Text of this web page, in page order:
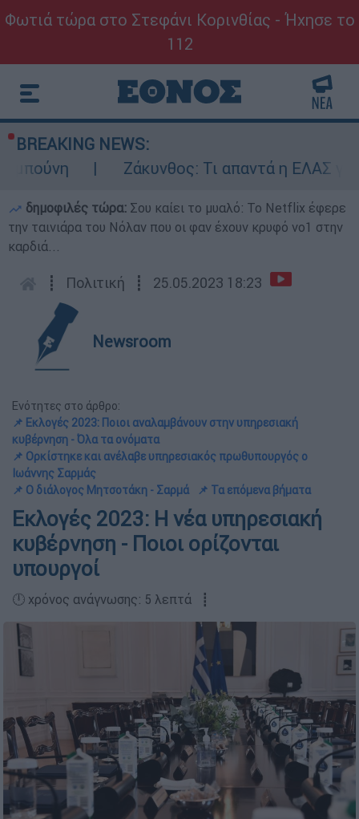
Φωτιά τώρα στο Στεφάνι Κορινθίας - Ήχησε το
112
BREAKING NEWS:
Ζάκυνθος: Τι απαντά η ΕΛΑΣ για τους
δημοφιλές τώρα: Σου καίει το μυαλό: Το Netflix έφερε
την ταινιάρα του Νόλαν που οι φαν έχουν κρυφό νο1 στην
καρδιά...
┋ Πολιτική ┋ 25.05.2023 18:23
Newsroom
Ενότητες στο άρθρο:
📌 Εκλογές 2023: Ποιοι αναλαμβάνουν στην υπηρεσιακή
κυβέρνηση - Όλα τα ονόματα
📌 Ορκίστηκε και ανέλαβε υπηρεσιακός πρωθυπουργός ο
Ιωάννης Σαρμάς
📌 Ο διάλογος Μητσοτάκη - Σαρμά
📌 Τα επόμενα βήματα
Εκλογές 2023: Η νέα υπηρεσιακή
κυβέρνηση - Ποιοι ορίζονται
υπουργοί
🕛 χρόνος ανάγνωσης: 5 λεπτά ┋